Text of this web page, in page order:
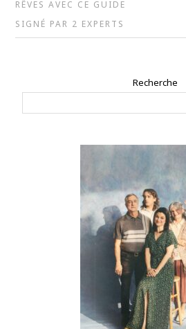
RÊVES AVEC CE GUIDE
SIGNÉ PAR 2 EXPERTS
Recherche